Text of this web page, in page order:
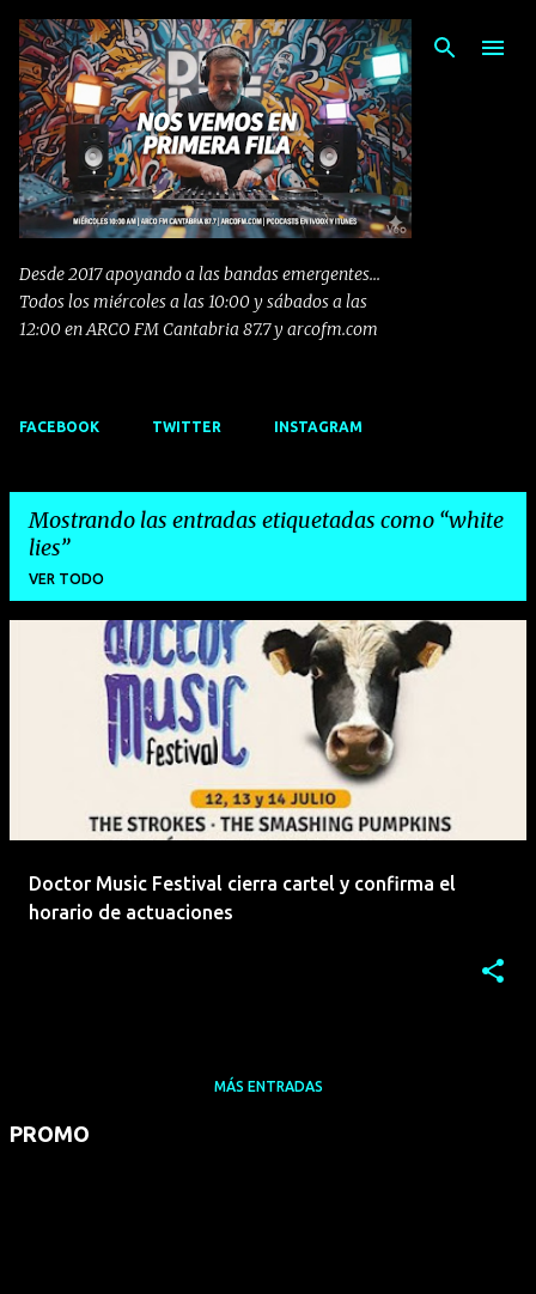
Ir al contenido principal
Desde 2017 apoyando a las bandas emergentes...
Todos los miércoles a las 10:00 y sábados a las
12:00 en ARCO FM Cantabria 87.7 y arcofm.com
FACEBOOK TWITTER INSTAGRAM
Mostrando las entradas etiquetadas como white
lies
VER TODO
Doctor Music Festival cierra cartel y confirma el
horario de actuaciones
MÁS ENTRADAS
PROMO